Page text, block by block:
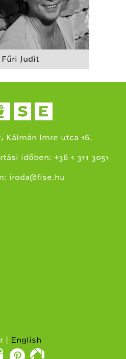
Fűri Judit
Kálmán Imre utca 16.
időben: +36 1 311 3051
iroda@fise.hu
English